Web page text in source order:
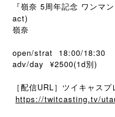
『嶺奈 5周年記念 ワンマ
act)
嶺奈
open/strat 18:00/18:30
adv/day ¥2500(1d別)
［配信URL］ツイキャス
https://twitcasting.tv/